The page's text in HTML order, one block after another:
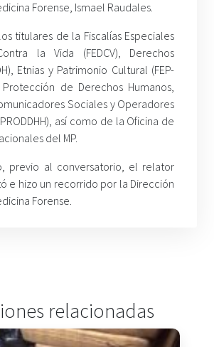
Forense, Ismael Raudales.
titulares de la Fiscalías Especiales
la Vida (FEDCV), Derechos
Etnias y Patrimonio Cultural (FEP-
de Derechos Humanos,
Sociales y Operadores
así como de la Oficina de
del MP.
previo al conversatorio, el relator
e hizo un recorrido por la Dirección
Forense.
relacionadas